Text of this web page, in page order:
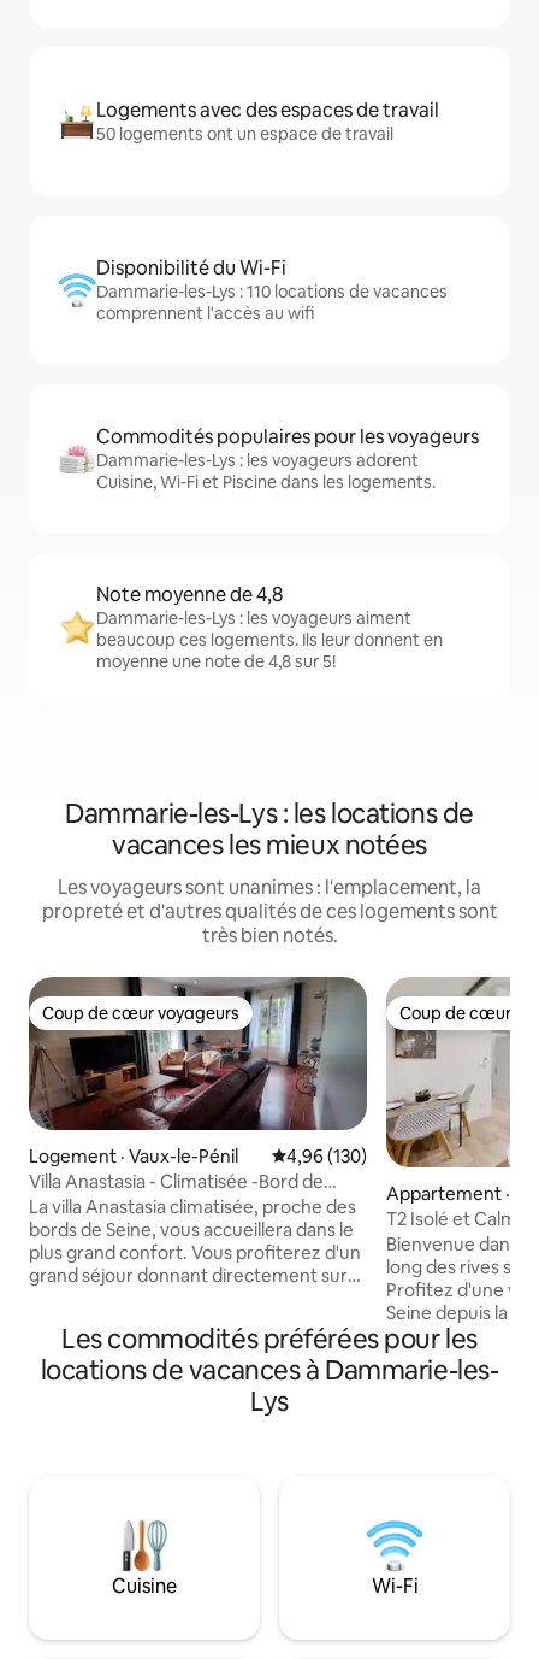
Logements avec des espaces de travail
50 logements ont un espace de travail
Disponibilité du Wi-Fi
Dammarie-les-Lys : 110 locations de vacances
comprennent l'accès au wifi
Commodités populaires pour les voyageurs
Dammarie-les-Lys : les voyageurs adorent
Cuisine, Wi-Fi et Piscine dans les logements.
Note moyenne de 4,8
Dammarie-les-Lys : les voyageurs aiment
beaucoup ces logements. Ils leur donnent en
moyenne une note de 4,8 sur 5!
Dammarie-les-Lys : les locations de
vacances les mieux notées
Les voyageurs sont unanimes : l'emplacement, la
propreté et d'autres qualités de ces logements sont
très bien notés.
Coup de cœur voyageurs
Coup de cœur voyageurs
Logement · Vaux-le-Pénil Note moyenne de 4,96 sur 5,
4,96 (130)
Villa Anastasia - Climatisée -Bord de
Seine-Jardin
La villa Anastasia climatisée, proche des
bords de Seine, vous accueillera dans le
plus grand confort. Vous profiterez d'un
grand séjour donnant directement sur
chambre 2 lits en 90x200 cm ou 1 lit en
160x200), de sa cuisine entièrement
équipée et de sa très belle salle de bain.
La villa bénéficie de la fibre, de 2
Coup de cœur
Coup de cœur
Appartement ·
Seine
T2 Isolé et Calme
& Jardin
Bienvenue dans
long des rives
Profitez d'une
Seine depuis la
Niché dans un
une évasion
Détendez-vous au son apaisant du
25 min en train
Les commodités préférées pour les
locations de vacances à Dammarie-les-
Lys
Cuisine Wi-Fi